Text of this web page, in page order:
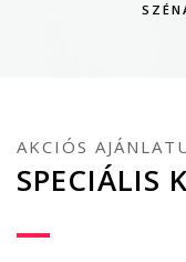
AKCIÓS
SPECIÁLIS